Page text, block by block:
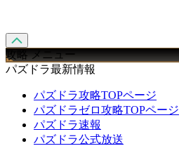
攻略 メニュー
パズドラ最新情報
パズドラ攻略TOPページ
パズドラゼロ攻略TOPページ
パズドラ速報
パズドラ公式放送